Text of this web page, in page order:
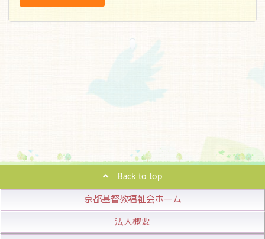
Back to top
京都基督教福祉会ホーム
法人概要